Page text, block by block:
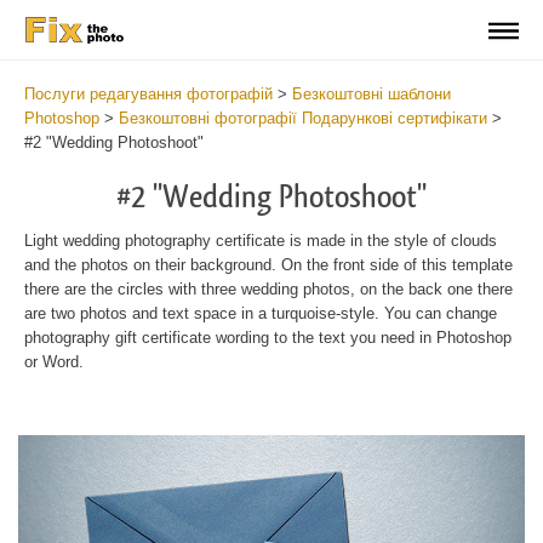
Послуги редагування фотографій > Безкоштовні шаблони
Photoshop > Безкоштовні фотографії Подарункові сертифікати >
#2 "Wedding Photoshoot"
#2 "Wedding Photoshoot"
Light wedding photography certificate is made in the style of clouds
and the photos on their background. On the front side of this template
there are the circles with three wedding photos, on the back one there
are two photos and text space in a turquoise-style. You can change
photography gift certificate wording to the text you need in Photoshop
or Word.